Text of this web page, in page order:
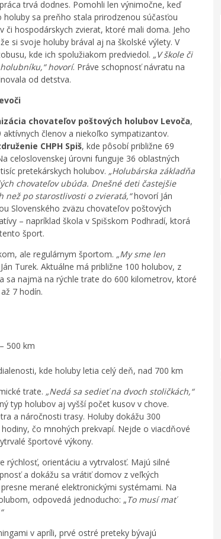
trvá dodnes. Pomohli len výnimočne, keď
sa preňho stala prirodzenou súčasťou
hospodárskych zvierat, ktoré mali doma. Jeho
si svoje holuby brával aj na školské výlety. V
kde ich spolužiakom predviedol. „V škole či
hovorí. Práve schopnosť návratu na
od detstva.
chovateľov poštových holubov Levoča,
členov a niekoľko sympatizantov.
CHPH Spiš, kde pôsobí približne 69
celoslovenskej úrovni funguje 36 oblastných
pretekárskych holubov. „Holubárska základňa
chovateľov ubúda. Dnešné deti častejšie
než po starostlivosti o zvieratá,“hovorí Ján
Slovenského zväzu chovateľov poštových
– napríklad škola v Spišskom Podhradí, ktorá
šport.
ale regulárnym športom. „My sme len
Turek. Aktuálne má približne 100 holubov, z
sa najmä na rýchle trate do 600 kilometrov, ktoré
7 hodín.
500 km
kde holuby letia celý deň, nad 700 km
trate. „Nedá sa sedieť na dvoch stoličkách,“
typ holubov aj vyšší počet kusov v chove.
a náročnosti trasy. Holuby dokážu 300
čo mnohých prekvapí. Nejde o viacdňové
športové výkony.
rýchlosť, orientáciu a vytrvalosť. Majú silné
a dokážu sa vrátiť domov z veľkých
merané elektronickými systémami. Na
odpovedá jednoducho: „To musí mať
v apríli, prvé ostré preteky bývajú